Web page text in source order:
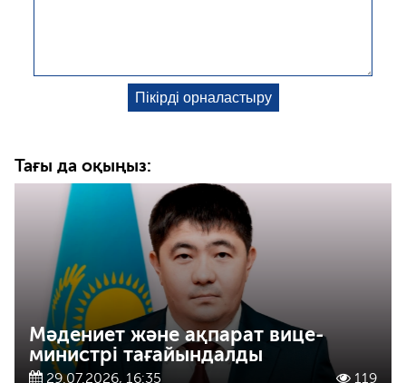
Тағы да оқыңыз:
Мәдениет және ақпарат вице-
министрі тағайындалды
29.07.2026, 16:35 119